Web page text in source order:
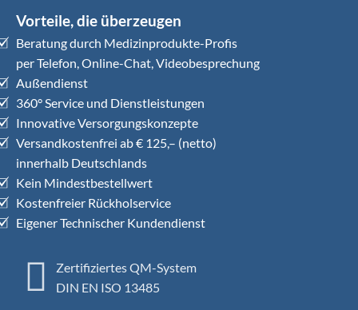
Vorteile, die überzeugen
Beratung durch Medizinprodukte-Profis
per Telefon, Online-Chat, Videobesprechung
Außendienst
360° Service und Dienstleistungen
Innovative Versorgungskonzepte
Versandkostenfrei ab € 125,– (netto)
innerhalb Deutschlands
Kein Mindestbestellwert
Kostenfreier Rückholservice
Eigener Technischer Kundendienst
Zertifiziertes QM-System
DIN EN ISO 13485